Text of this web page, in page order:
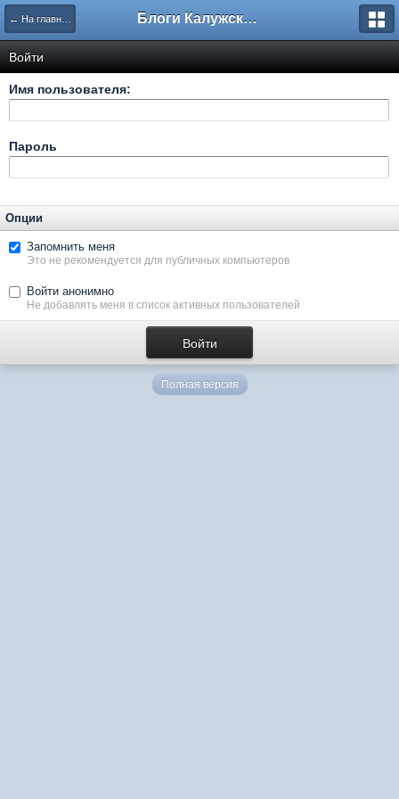
← На главную Блоги Калужского перекрестка
Войти
Имя пользователя:
Пароль
Опции
Запомнить меня
Это не рекомендуется для публичных компьютеров
Войти анонимно
Не добавлять меня в список активных пользователей
Полная версия